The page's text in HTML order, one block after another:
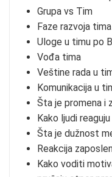
Grupa vs Tim
Faze razvoja tima
Uloge u timu po
Vođa tima
Veštine rada u
Komunikacija u
Šta je promena i
Kako ljudi
Šta je dužnost
Reakcija
Kako voditi